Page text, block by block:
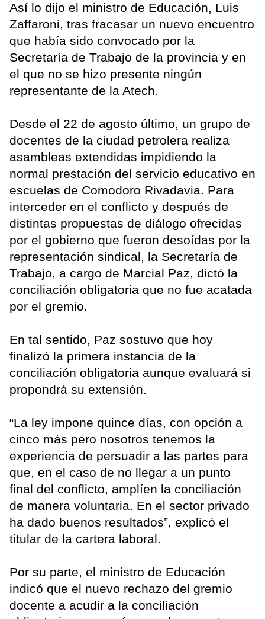
Así lo dijo el ministro de Educación, Luis
Zaffaroni, tras fracasar un nuevo encuentro
que había sido convocado por la
Secretaría de Trabajo de la provincia y en
el que no se hizo presente ningún
representante de la Atech.
Desde el 22 de agosto último, un grupo de
docentes de la ciudad petrolera realiza
asambleas extendidas impidiendo la
normal prestación del servicio educativo en
escuelas de Comodoro Rivadavia. Para
interceder en el conflicto y después de
distintas propuestas de diálogo ofrecidas
por el gobierno que fueron desoídas por la
representación sindical, la Secretaría de
Trabajo, a cargo de Marcial Paz, dictó la
conciliación obligatoria que no fue acatada
por el gremio.
En tal sentido, Paz sostuvo que hoy
finalizó la primera instancia de la
conciliación obligatoria aunque evaluará si
propondrá su extensión.
“La ley impone quince días, con opción a
cinco más pero nosotros tenemos la
experiencia de persuadir a las partes para
que, en el caso de no llegar a un punto
final del conflicto, amplíen la conciliación
de manera voluntaria. En el sector privado
ha dado buenos resultados”, explicó el
titular de la cartera laboral.
Por su parte, el ministro de Educación
indicó que el nuevo rechazo del gremio
docente a acudir a la conciliación